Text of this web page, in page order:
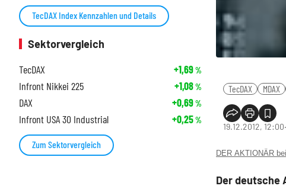
TecDAX MDAX
19.12.2012, 12:00
DER AKTIONÄR
Der deutsche
TecDAX Index Kennzahlen und Details
Sektorvergleich
TecDAX
+1,69%
Infront Nikkei 225 +1,08%
DAX +0,69%
Infront USA 30 Industrial +0,25%
Zum Sektorvergleich